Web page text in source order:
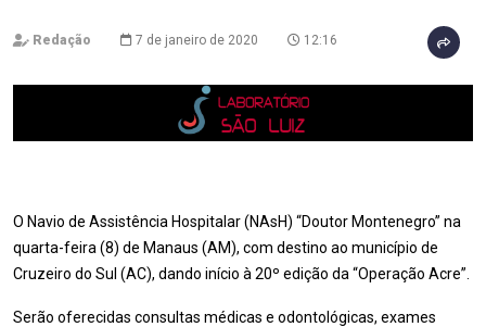
Redação 7 de janeiro de 2020 12:16
O Navio de Assistência Hospitalar (NAsH) “Doutor Montenegro” na
quarta-feira (8) de Manaus (AM), com destino ao município de
Cruzeiro do Sul (AC), dando início à 20º edição da “Operação Acre”.
Serão oferecidas consultas médicas e odontológicas, exames